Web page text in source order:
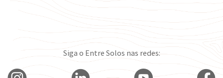
Siga o Entre Solos nas redes: